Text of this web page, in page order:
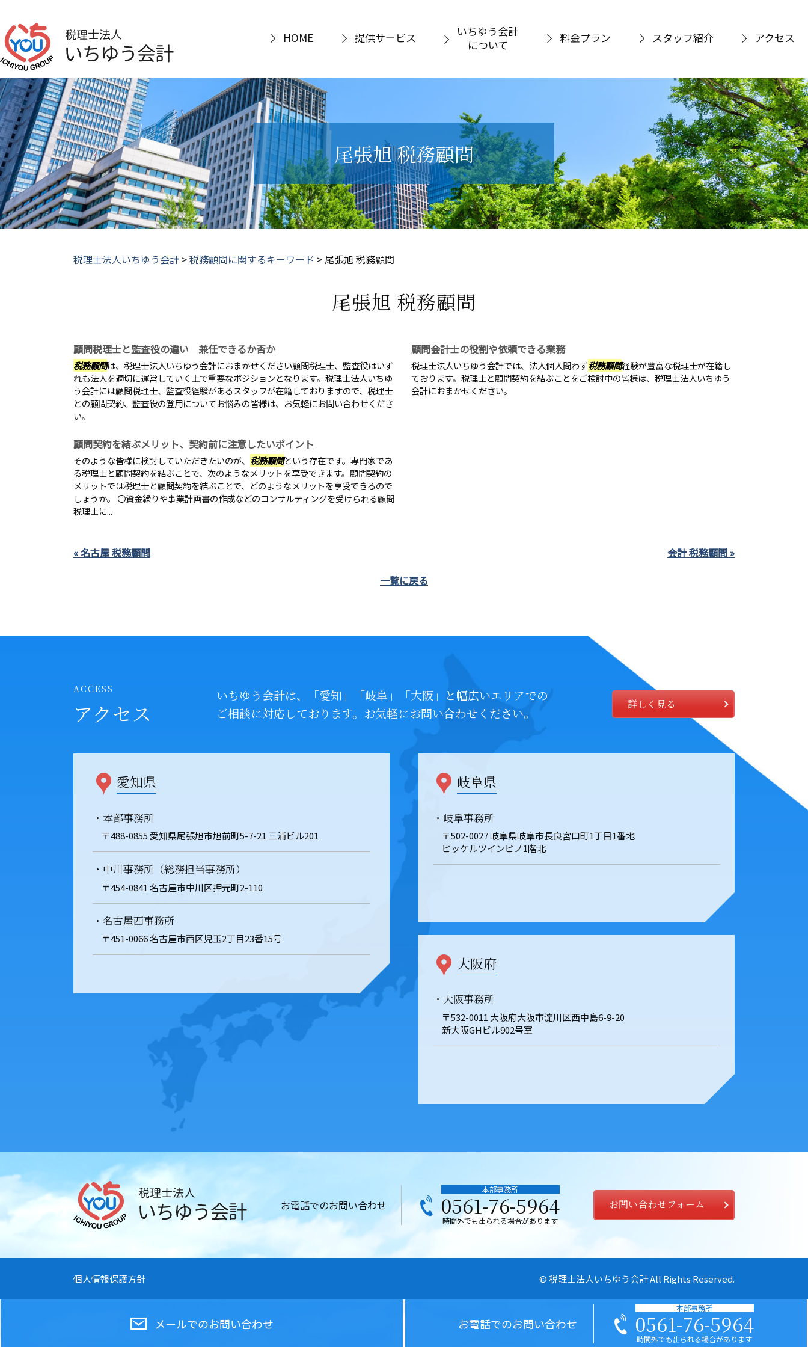
HOME 提供サービス
いちゆう会計
について
料金プラン スタッフ紹介 アクセス
メールでのお問い合わせ お電話でのお問い合わせ
本部事務所
0561-76-5964
時間外でも出られる場合があります
尾張旭 税務顧問
税理士法人いちゆう会計 >税務顧問に関するキーワード > 尾張旭 税務顧問
尾張旭 税務顧問
顧問税理士と監査役の違い 兼任できるか否か
税務顧問は、税理士法人いちゆう会計におまかせください顧問税理士、監査役はいず
れも法人を適切に運営していく上で重要なポジションとなります。税理士法人いちゆ
う会計には顧問税理士、監査役経験があるスタッフが在籍しておりますので、税理士
との顧問契約、監査役の登用についてお悩みの皆様は、お気軽にお問い合わせくださ
い。
顧問会計士の役割や依頼できる業務
税理士法人いちゆう会計では、法人個人問わず税務顧問経験が豊富な税理士が在籍し
ております。税理士と顧問契約を結ぶことをご検討中の皆様は、税理士法人いちゆう
会計におまかせください。
顧問契約を結ぶメリット、契約前に注意したいポイント
そのような皆様に検討していただきたいのが、 税務顧問という存在です。専門家であ
る税理士と顧問契約を結ぶことで、次のようなメリットを享受できます。顧問契約の
メリットでは税理士と顧問契約を結ぶことで、どのようなメリットを享受できるので
しょうか。 〇資金繰りや事業計画書の作成などのコンサルティングを受けられる顧問
税理士に...
« 名古屋 税務顧問
会計 税務顧問 »
一覧に戻る
ACCESS
アクセス
いちゆう会計は、「愛知」「岐阜」「大阪」と幅広いエリアでの
ご相談に対応しております。お気軽にお問い合わせください。
詳しく見る
愛知県
・本部事務所
〒488-0855 愛知県尾張旭市旭前町5-7-21 三浦ビル201
・中川事務所（総務担当事務所）
〒454-0841 名古屋市中川区押元町2-110
・名古屋西事務所
〒451-0066 名古屋市西区児玉2丁目23番15号
岐阜県
・岐阜事務所
〒502-0027 岐阜県岐阜市長良宮口町1丁目1番地
ピッケルツインピノ1階北
大阪府
・大阪事務所
〒532-0011 大阪府大阪市淀川区西中島6-9-20
新大阪GHビル902号室
お電話でのお問い合わせ
本部事務所
0561-76-5964
時間外でも出られる場合があります
お問い合わせフォーム
個人情報保護方針 © 税理士法人いちゆう会計All Rights Reserved.